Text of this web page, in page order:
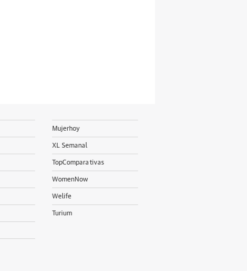
Mujerhoy
XL Semanal
TopComparativas
WomenNow
Welife
Turium